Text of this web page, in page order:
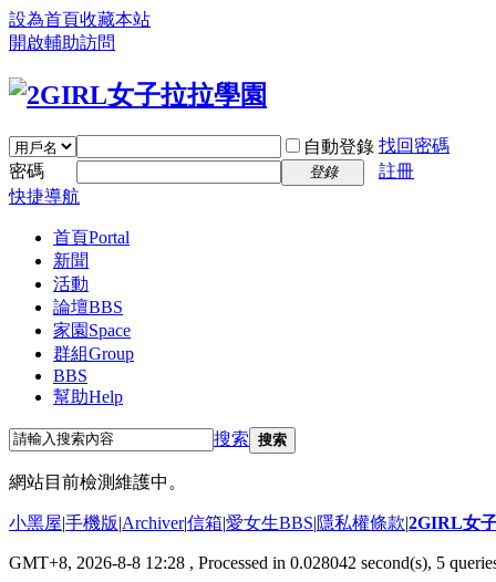
設為首頁收藏本站
開啟輔助訪問
自動登錄 找回密碼
密碼
登錄
註冊
快捷導航
首頁Portal
新聞
活動
論壇BBS
家園 Space
群組Group
BBS
幫助Help
搜索 搜索
網站目前檢測維護中。
小黑屋|手機版|Archiver|信箱|愛女生BBS|隱私權條款|2GIRL女
GMT+8, 2026-8-8 12:28 , Processed in 0.028042 second(s), 5